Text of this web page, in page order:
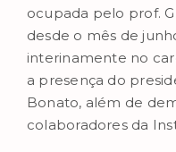
ocupada pelo prof.
desde o mês de
interinamente no
a presença do
Bonato, além de
colaboradores da